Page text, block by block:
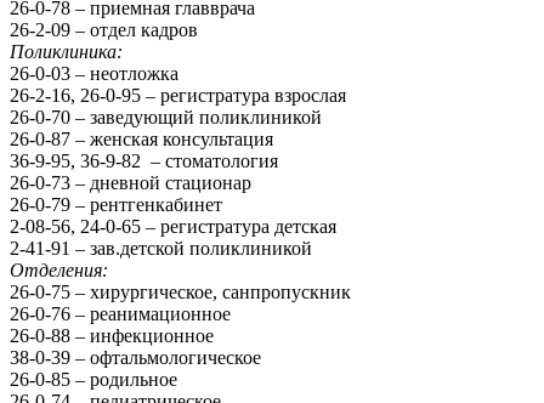
26-0-78 – приемная главврача
26-2-09 – отдел кадров
Поликлиника:
26-0-03 – неотложка
26-2-16, 26-0-95 – регистратура взрослая
26-0-70 – заведующий поликлиникой
26-0-87 – женская консультация
36-9-95, 36-9-82 – стоматология
26-0-73 – дневной стационар
26-0-79 – рентгенкабинет
2-08-56, 24-0-65 – регистратура детская
2-41-91 – зав.детской поликлиникой
Отделения:
26-0-75 – хирургическое, санпропускник
26-0-76 – реанимационное
26-0-88 – инфекционное
38-0-39 – офтальмологическое
26-0-85 – родильное